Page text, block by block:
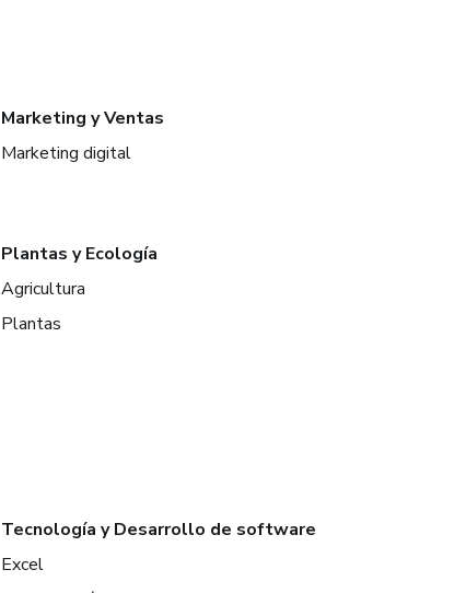
Marketing y Ventas
Marketing digital
Plantas y Ecología
Agricultura
Plantas
Tecnología y Desarrollo de software
Excel